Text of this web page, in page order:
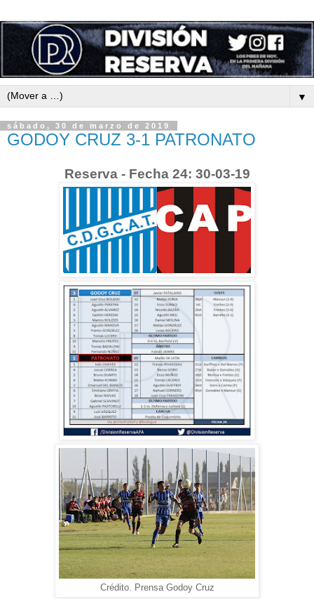
▼
sábado, 30 de marzo de 2019
GODOY CRUZ 3-1 PATRONATO
Reserva - Fecha 24: 30-03-19
Crédito. Prensa Godoy Cruz